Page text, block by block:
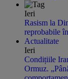
Ieri
Rasism la
reprobabile
Actualitate
Ieri
Condițiile
Ormuz.